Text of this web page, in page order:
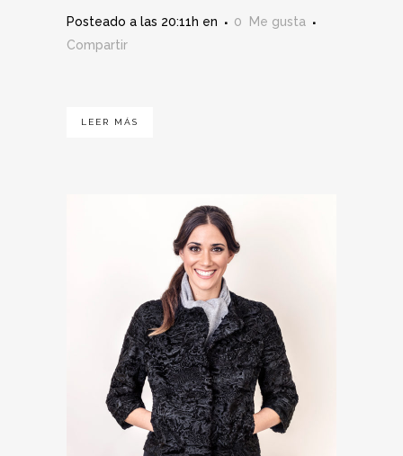
Posteado a las 20:11h en 0
Me gusta
Compartir
LEER MÁS